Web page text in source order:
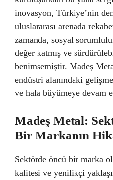
inovasyon, Türkiye’nin
uluslararası arenada
zamanda, sosyal
değer katmış ve
benimsemiştir. Madeş
endüstri alanındaki
ve hala büyümeye devam
Madeş Metal:
Bir Markanın
Sektörde öncü bir marka
kalitesi ve yenilikçi